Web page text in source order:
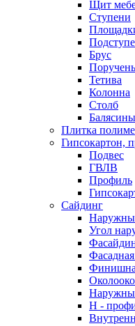
Щит
Ступени
Брус
Поручень
Тетива
Колонна
Столб
Балясины
Плитка
Гипсокартон,
Подвес
ГВЛВ
Профиль
Сайдинг
Угол
H -